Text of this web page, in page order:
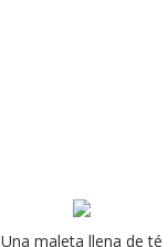
Una maleta llena de té